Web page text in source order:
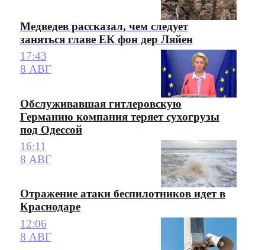
Медведев рассказал, чем следует
заняться главе ЕК фон дер Ляйен
17:43
8 АВГ
Обслуживавшая гитлеровскую
Германию компания теряет сухогрузы
под Одессой
16:11
8 АВГ
Отражение атаки беспилотников идет в
Краснодаре
12:06
8 АВГ